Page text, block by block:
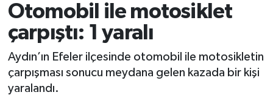
Otomobil ile motosiklet
çarpıştı: 1 yaralı
Aydın’ın Efeler ilçesinde otomobil ile motosikletin
çarpışması sonucu meydana gelen kazada bir kişi
yaralandı.
Siyaset
Ekonomi
Aydin Namaz Vakitleri
Aydın Trafik Yoğunluk Haritası
Süper Lig Puan Durumu ve Fikstür